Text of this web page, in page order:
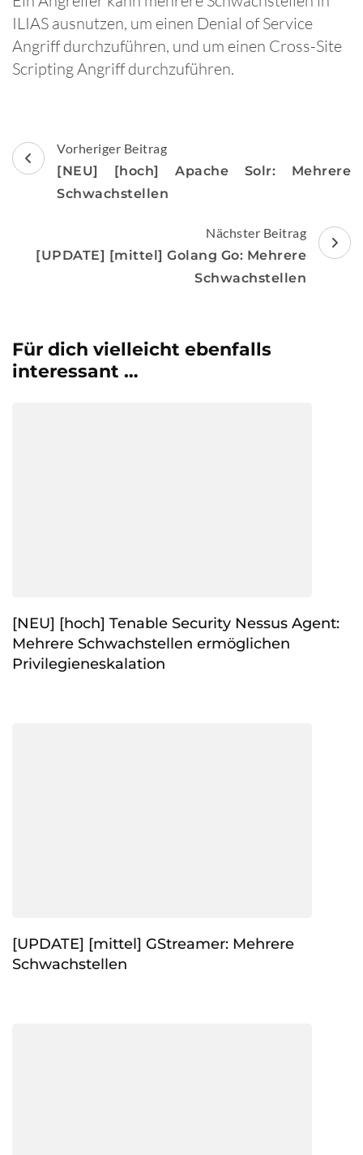
ILIAS ausnutzen, um einen Denial of Service
Angriff durchzuführen, und um einen Cross-Site
Scripting Angriff durchzuführen.
Beitragsnavigation
Vorheriger Beitrag
[NEU] [hoch] Apache Solr: Mehrere
Schwachstellen
Nächster Beitrag
[UPDATE] [mittel] Golang Go: Mehrere
Schwachstellen
Für dich vielleicht ebenfalls
interessant …
[NEU] [hoch] Tenable Security Nessus Agent:
Mehrere Schwachstellen ermöglichen
Privilegieneskalation
[UPDATE] [mittel] GStreamer: Mehrere
Schwachstellen